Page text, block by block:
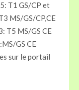
T1 GS/CP et
MS/GS/CP,CE
T5 MS/GS CE
GS CE
sur le portail